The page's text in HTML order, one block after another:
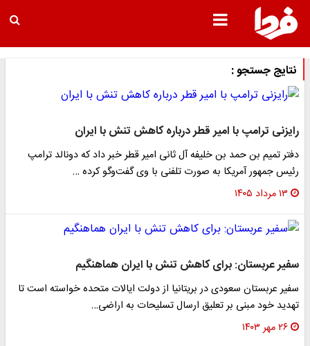
نتایج جستجو :
رایزنی ترامپ با امیر قطر درباره کاهش تنش با ایران
دفتر تمیم بن حمد بن خلیفه آل ثانی امیر قطر خبر داد که دونالد ترامپ
رئیس جمهور آمریکا به صورت تلفنی با وی گفت‌وگو کرده …
۱۳ مرداد ۱۴۰۵
سفیر عربستان: برای کاهش تنش با ایران هماهنگیم
سفیر عربستان سعودی در بریتانیا از دولت ایالات متحده خواسته است تا
تهدید خود مبنی بر تعلیق ارسال تسلیحات به اراضی…
۲۶ مهر ۱۴۰۳